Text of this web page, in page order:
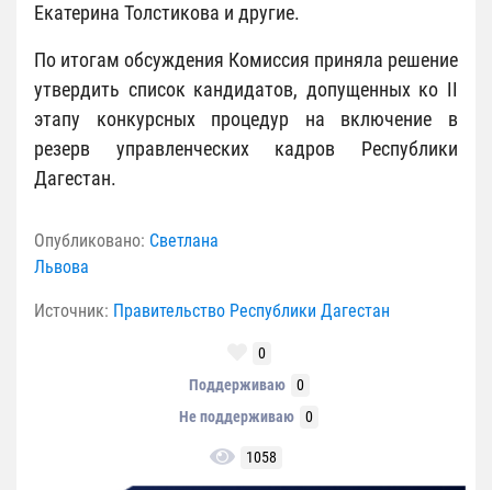
Екатерина Толстикова и другие.
По итогам обсуждения Комиссия приняла решение
утвердить список кандидатов, допущенных ко II
этапу конкурсных процедур на включение в
резерв управленческих кадров Республики
Дагестан.
Опубликовано: Светлана
Львова
Источник: Правительство Республики Дагестан
0
Поддерживаю
0
Не поддерживаю
0
1058